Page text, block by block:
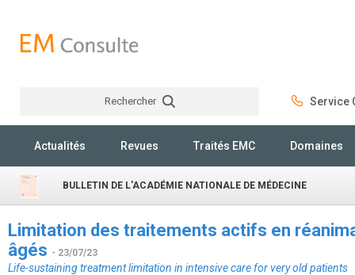
Rechercher Service
Actualités Revues Traités EMC Domaines
BULLETIN DE L'ACADÉMIE NATIONALE DE MÉDECINE
Limitation des traitements actifs en
âgés - 23/07/23
Life-sustaining treatment limitation in intensive care for very old patients